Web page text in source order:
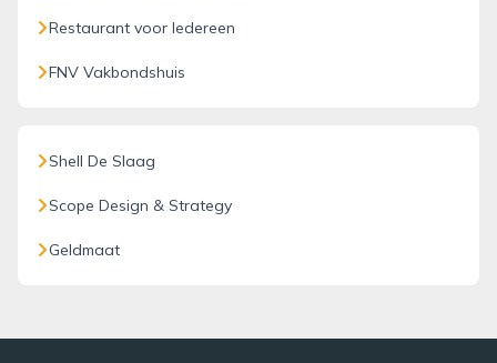
Restaurant voor Iedereen
FNV Vakbondshuis
Shell De Slaag
Scope Design & Strategy
Geldmaat